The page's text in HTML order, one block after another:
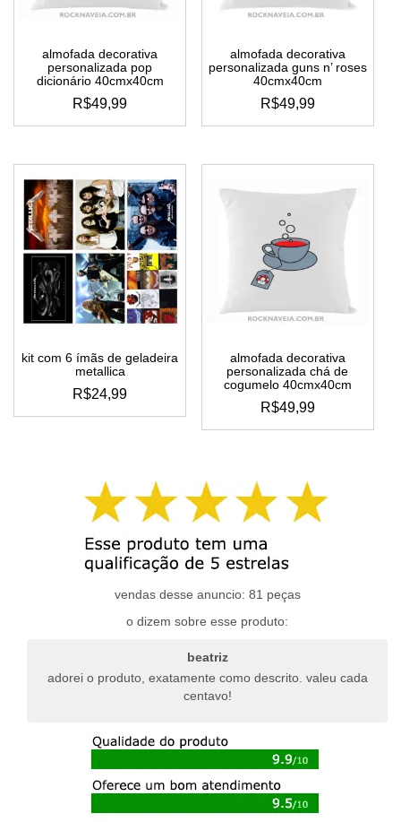
almofada decorativa
personalizada pop
dicionário 40cmx40cm
R$49,99
almofada decorativa
personalizada guns n’ roses
40cmx40cm
R$49,99
kit com 6 ímãs de geladeira
metallica
R$24,99
almofada decorativa
personalizada chá de
cogumelo 40cmx40cm
R$49,99
vendas desse anuncio: 81 peças
o dizem sobre esse produto:
beatriz
adorei o produto, exatamente como descrito. valeu cada
centavo!